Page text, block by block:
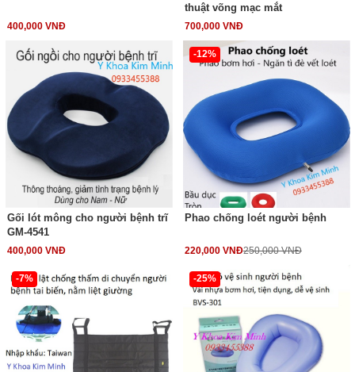
400,000 VNĐ
thuật võng mạc mắt
700,000 VNĐ
Gối lót mông cho người bệnh trĩ
GM-4541
400,000 VNĐ
-12%
Phao chống loét người bệnh
220,000 VNĐ250,000 VNĐ
-7% -25%